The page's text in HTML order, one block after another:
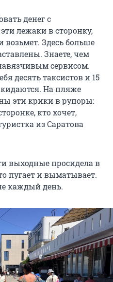
денег с
лежаки в сторонку,
возьмет. Здесь больше
Знаете, чем
сервисом.
десять таксистов и 15
На пляже
эти крики в рупоры:
кто хочет,
из Саратова
выходные просидела в
пугает и выматывает.
каждый день.